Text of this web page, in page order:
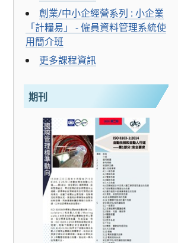
創業/中小企經營系列 : 小企業
「計糧易」 - 僱員資料管理系統使
用簡介班
更多課程資訊
期刊